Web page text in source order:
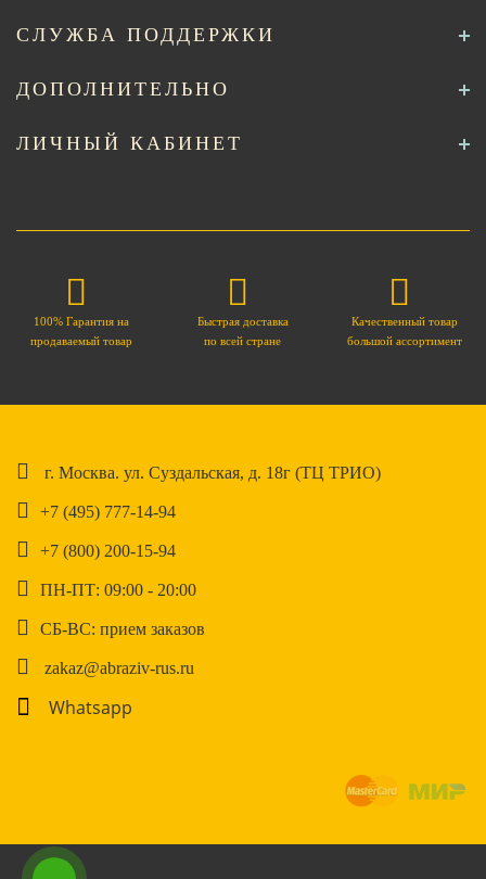
СЛУЖБА ПОДДЕРЖКИ
ДОПОЛНИТЕЛЬНО
ЛИЧНЫЙ КАБИНЕТ
100% Гарантия на
продаваемый товар
Быстрая доставка
по всей стране
Качественный товар
большой ассортимент
г. Москва. ул. Суздальская, д. 18г (ТЦ ТРИО)
+7 (495) 777-14-94
+7 (800) 200-15-94
ПН-ПТ: 09:00 - 20:00
СБ-ВС: прием заказов
zakaz@abraziv-rus.ru
Whatsapp